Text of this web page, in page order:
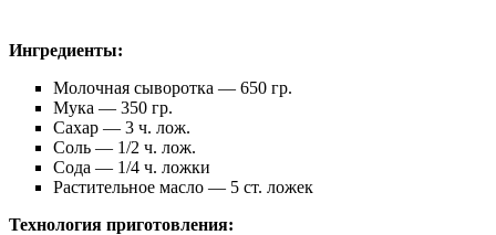
Ингредиенты:
Молочная сыворотка — 650 гр.
Мука — 350 гр.
Сахар — 3 ч. лож.
Соль — 1/2 ч. лож.
Сода — 1/4 ч. ложки
Растительное масло — 5 ст. ложек
Технология приготовления: